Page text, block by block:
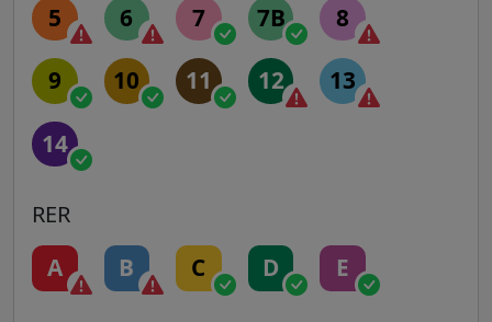
5 6 7 7B 8
9 10 11 12 13
14
RER
A B C D E